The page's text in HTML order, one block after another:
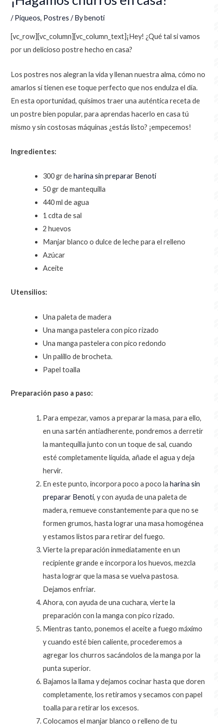
/Piqueos, Postres / Bybenoti
[vc_row][vc_column][vc_column_text]¡Hey! ¿Qué tal si vamos
por un delicioso postre hecho en casa?
Los postres nos alegran la vida y llenan nuestra alma, cómo no
amarlos si tienen ese toque perfecto que nos endulza el día.
En esta oportunidad, quisimos traer una auténtica receta de
un postre bien popular, para aprendas hacerlo en casa tú
mismo y sin costosas máquinas ¿estás listo? ¡empecemos!
Ingredientes:
300 gr deharina sin preparar Benoti
50 gr de mantequilla
440 ml de agua
1cdta de sal
2 huevos
Manjar blanco o dulce de leche para el relleno
Azúcar
Aceite
Utensilios:
Una paleta de madera
Una manga pastelera con pico rizado
Una manga pastelera con pico redondo
Un palillo de brocheta.
Papel toalla
Preparación paso a paso:
Para empezar, vamos a preparar la masa, para ello,
en una sartén antiadherente, pondremos a derretir
la mantequilla junto con un toque de sal, cuando
esté completamente líquida, añade el agua y deja
hervir.
En este punto, incorpora poco a poco laharina sin
preparar Benoti, y con ayuda de una paleta de
madera, remueve constantemente para que no se
formen grumos, hasta lograr una masa homogénea
y estamos listos para retirar del fuego.
Vierte la preparación inmediatamente en un
recipiente grande e incorpora los huevos, mezcla
hasta lograr que la masa se vuelva pastosa.
Dejamos enfriar.
Ahora, con ayuda de una cuchara, vierte la
preparación con la manga con pico rizado.
Mientras tanto, ponemos el aceite a fuego máximo
y cuando esté bien caliente, procederemos a
agregar los churros sacándolos de la manga por la
punta superior.
Bajamos la llama y dejamos cocinar hasta que doren
completamente, los retiramos y secamos con papel
toalla para retirar los excesos.
Colocamos el manjar blanco o relleno de tu